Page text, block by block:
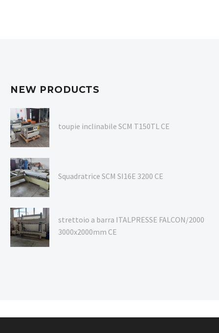
NEW PRODUCTS
toupie inclinabile SCM T150TL CE
Squadratrice SCM SI16E 3200 CE
strettoio a barra ITALPRESSE FALCON/2000
3000x2000mm CE